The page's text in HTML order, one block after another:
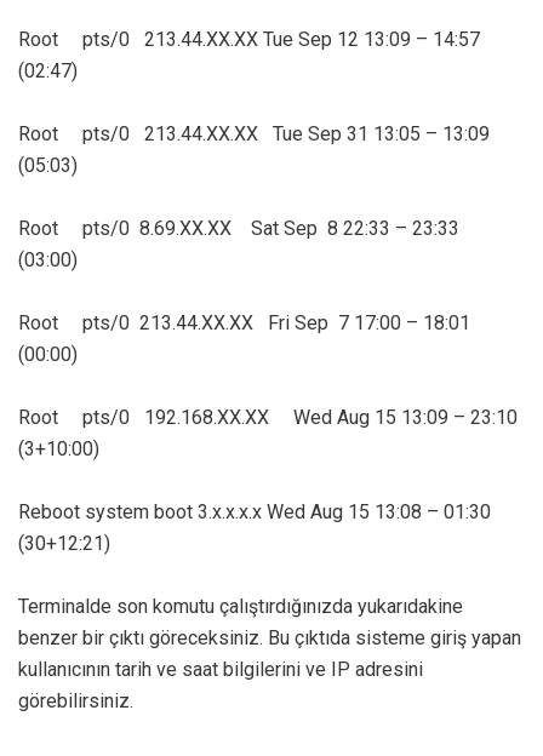
Root pts/0 213.44.XX.XX Tue Sep 12 13:09 – 14:57
(02:47)
Root pts/0 213.44.XX.XX Tue Sep 31 13:05 – 13:09
(05:03)
Root pts/0 8.69.XX.XX Sat Sep 8 22:33 – 23:33
(03:00)
Root pts/0 213.44.XX.XX Fri Sep 7 17:00 – 18:01
(00:00)
Root pts/0 192.168.XX.XX Wed Aug 15 13:09 – 23:10
(3+10:00)
Reboot system boot 3.x.x.x.x Wed Aug 15 13:08 – 01:30
(30+12:21)
Terminalde son komutu çalıştırdığınızda yukarıdakine
benzer bir çıktı göreceksiniz. Bu çıktıda sisteme giriş yapan
kullanıcının tarih ve saat bilgilerini ve IP adresini
görebilirsiniz.